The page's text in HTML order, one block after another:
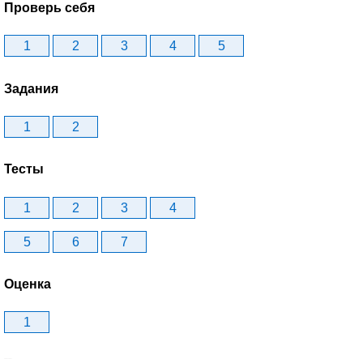
Проверь себя
1 2 3 4 5
Задания
1 2
Тесты
1 2 3 4
5 6 7
Оценка
1